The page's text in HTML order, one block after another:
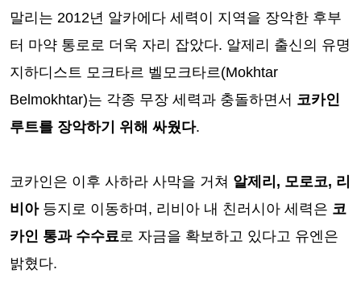
말리는 2012년 알카에다 세력이 지역을 장악한 후부
터 마약 통로로 더욱 자리 잡았다. 알제리 출신의 유명
지하디스트 모크타르 벨모크타르(Mokhtar
Belmokhtar)는 각종 무장 세력과 충돌하면서 코카인
루트를 장악하기 위해 싸웠다.
코카인은 이후 사하라 사막을 거쳐 알제리, 모로코, 리
비아등지로 이동하며, 리비아 내 친러시아 세력은 코
카인 통과 수수료로 자금을 확보하고 있다고 유엔은
밝혔다.